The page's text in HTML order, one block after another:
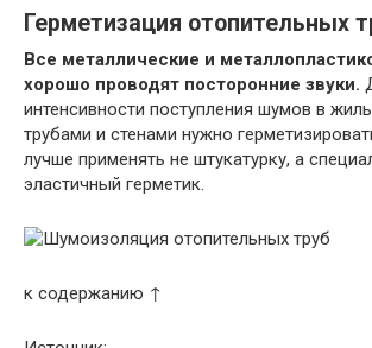
Герметизация отопительных
Все металлические и
хорошо проводят посторонние звуки.
интенсивности поступления шумов в
трубами и стенами нужно
лучше применять не штукатурку, а
эластичный герметик.
к содержанию ↑